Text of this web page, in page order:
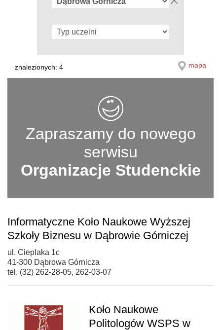
znalezionych: 4 mapa
Zapraszamy do nowego
serwisu
Organizacje Studenckie
Informatyczne Koło Naukowe Wyższej
Szkoły Biznesu w Dąbrowie Górniczej
ul. Cieplaka 1c
41-300 Dąbrowa Górnicza
tel. (32) 262-28-05, 262-03-07
Koło Naukowe
Politologów WSPS w